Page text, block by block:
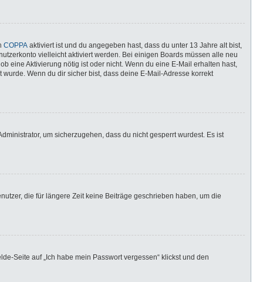
COPPA aktiviert ist und du angegeben hast, dass du unter 13 Jahre alt bist,
vielleicht aktiviert werden. Bei einigen Boards müssen alle neu
eine Aktivierung nötig ist oder nicht. Wenn du eine E-Mail erhalten hast,
Wenn du dir sicher bist, dass deine E-Mail-Adresse korrekt
um sicherzugehen, dass du nicht gesperrt wurdest. Es ist
die für längere Zeit keine Beiträge geschrieben haben, um die
Seite auf „Ich habe mein Passwort vergessen“ klickst und den